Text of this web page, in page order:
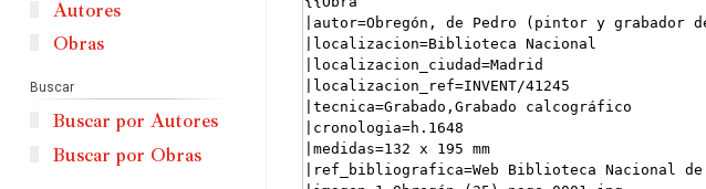
Autores
Obras
Buscar
Buscar por Autores
Buscar por Obras